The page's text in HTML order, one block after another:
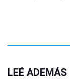
LEÉ ADEMÁS